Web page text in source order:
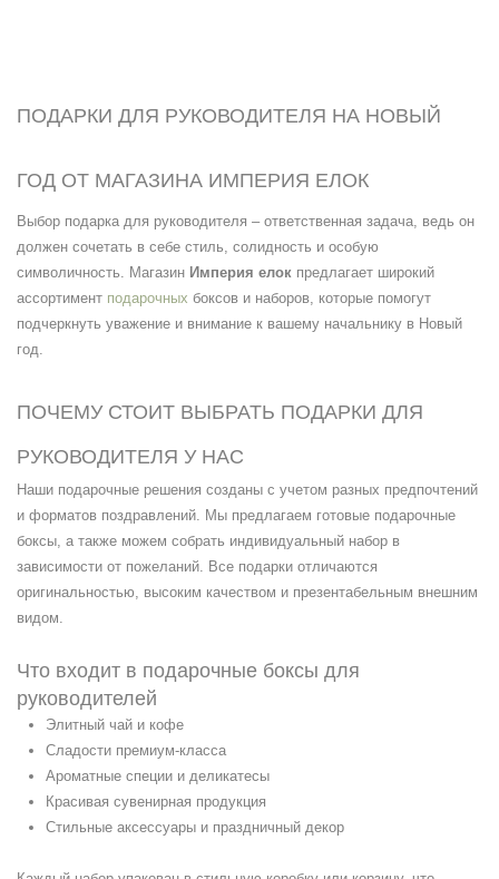
ПОДАРКИ ДЛЯ РУКОВОДИТЕЛЯ НА НОВЫЙ
ГОД ОТ МАГАЗИНА ИМПЕРИЯ ЕЛОК
Выбор подарка для руководителя – ответственная задача, ведь он
должен сочетать в себе стиль, солидность и особую
символичность. Магазин Империя елок предлагает широкий
ассортимент подарочных боксов и наборов, которые помогут
подчеркнуть уважение и внимание к вашему начальнику в Новый
год.
ПОЧЕМУ СТОИТ ВЫБРАТЬ ПОДАРКИ ДЛЯ
РУКОВОДИТЕЛЯ У НАС
Наши подарочные решения созданы с учетом разных предпочтений
и форматов поздравлений. Мы предлагаем готовые подарочные
боксы, а также можем собрать индивидуальный набор в
зависимости от пожеланий. Все подарки отличаются
оригинальностью, высоким качеством и презентабельным внешним
видом.
Что входит в подарочные боксы для
руководителей
Элитный чай и кофе
Сладости премиум-класса
Ароматные специи и деликатесы
Красивая сувенирная продукция
Стильные аксессуары и праздничный декор